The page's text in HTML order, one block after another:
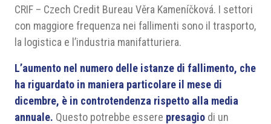
CRIF – Czech Credit Bureau Věra Kameníčková. I settori
con maggiore frequenza nei fallimenti sono il trasporto,
la logistica e l’industria manifatturiera.
L’aumento nel numero delle istanze di fallimento, che
ha riguardato in maniera particolare il mese di
dicembre, è in controtendenza rispetto alla media
annuale. Questo potrebbe essere presagio di un